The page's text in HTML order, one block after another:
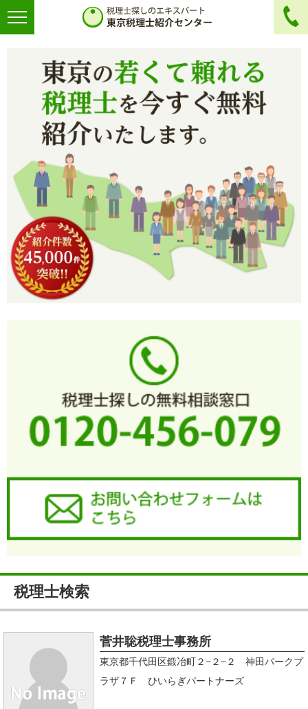
税理士検索
菅井聡税理士事務所
東京都千代田区鍛冶町２−２−２ 神田パークプ
ラザ７Ｆ ひいらぎパートナーズ